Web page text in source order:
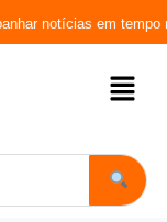
notícias em tempo real